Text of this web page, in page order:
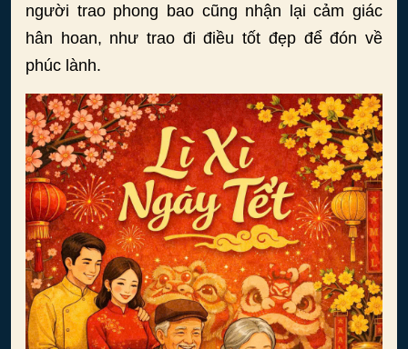
người trao phong bao cũng nhận lại cảm giác
hân hoan, như trao đi điều tốt đẹp để đón về
phúc lành.